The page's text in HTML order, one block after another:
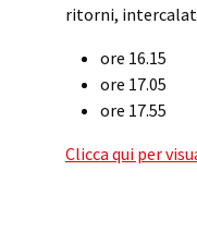
ritorni,
ore 16.15
ore 17.05
ore 17.55
Clicca qui per